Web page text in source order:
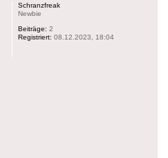
Schranzfreak
Newbie
Beiträge: 2
Registriert: 08.12.2023, 18:04